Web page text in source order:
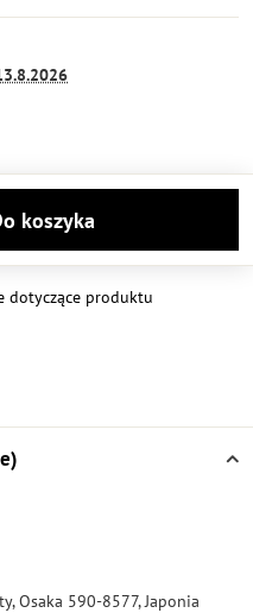
Do koszyka
dotyczące produktu
Osaka 590-8577, Japonia